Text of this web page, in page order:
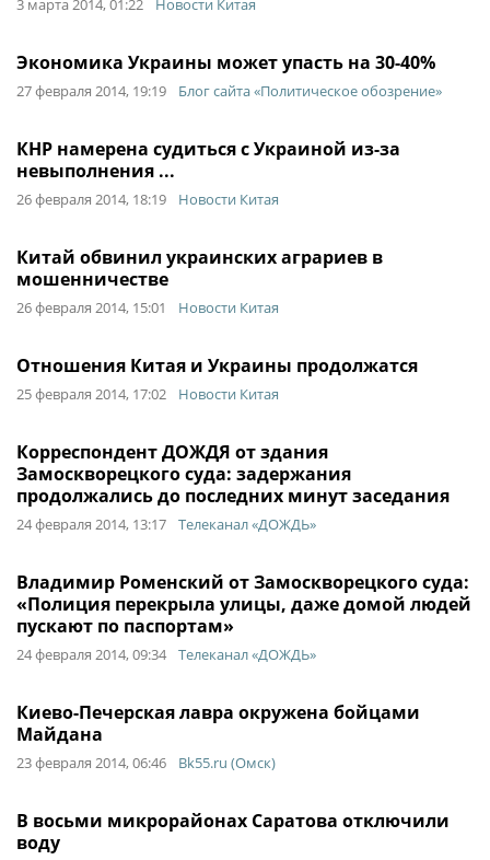
3 марта 2014, 01:22 Новости Китая
Экономика Украины может упасть на 30-40%
27 февраля 2014, 19:19 Блог сайта «Политическое обозрение»
КНР намерена судиться с Украиной из-за
невыполнения ...
26 февраля 2014, 18:19 Новости Китая
Китай обвинил украинских аграриев в
мошенничестве
26 февраля 2014, 15:01 Новости Китая
Отношения Китая и Украины продолжатся
25 февраля 2014, 17:02 Новости Китая
Корреспондент ДОЖДЯ от здания
Замоскворецкого суда: задержания
продолжались до последних минут заседания
24 февраля 2014, 13:17 Телеканал «ДОЖДЬ»
Владимир Роменский от Замоскворецкого суда:
«Полиция перекрыла улицы, даже домой людей
пускают по паспортам»
24 февраля 2014, 09:34 Телеканал «ДОЖДЬ»
Киево-Печерская лавра окружена бойцами
Майдана
23 февраля 2014, 06:46 Bk55.ru (Омск)
В восьми микрорайонах Саратова отключили
воду